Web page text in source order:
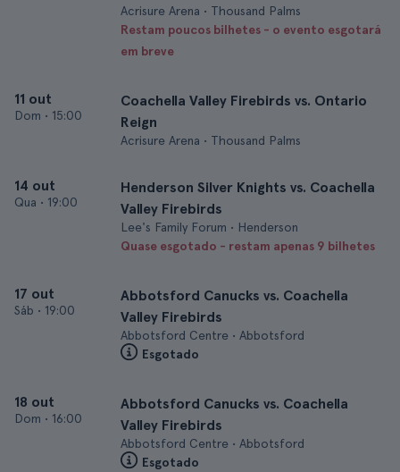
Acrisure Arena • Thousand Palms
Restam poucos bilhetes - o evento esgotará
em breve
11 out
Dom • 15:00
Coachella Valley Firebirds vs. Ontario
Reign
Acrisure Arena • Thousand Palms
14 out
Qua • 19:00
Henderson Silver Knights vs. Coachella
Valley Firebirds
Lee's Family Forum • Henderson
Quase esgotado - restam apenas 9 bilhetes
17 out
Sáb • 19:00
Abbotsford Canucks vs. Coachella
Valley Firebirds
Abbotsford Centre • Abbotsford
Esgotado
18 out
Dom • 16:00
Abbotsford Canucks vs. Coachella
Valley Firebirds
Abbotsford Centre • Abbotsford
Esgotado